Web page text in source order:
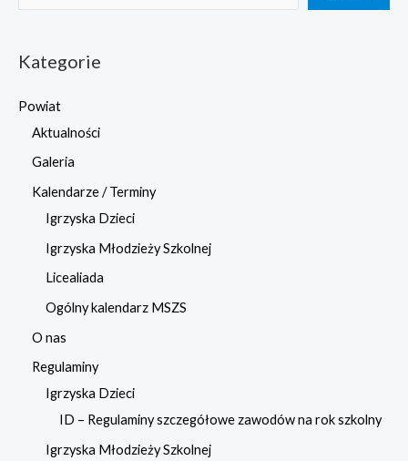
Kategorie
Powiat
Aktualności
Galeria
Kalendarze / Terminy
Igrzyska Dzieci
Igrzyska Młodzieży Szkolnej
Licealiada
Ogólny kalendarz MSZS
O nas
Regulaminy
Igrzyska Dzieci
ID – Regulaminy szczegółowe zawodów na rok szkolny
Igrzyska Młodzieży Szkolnej